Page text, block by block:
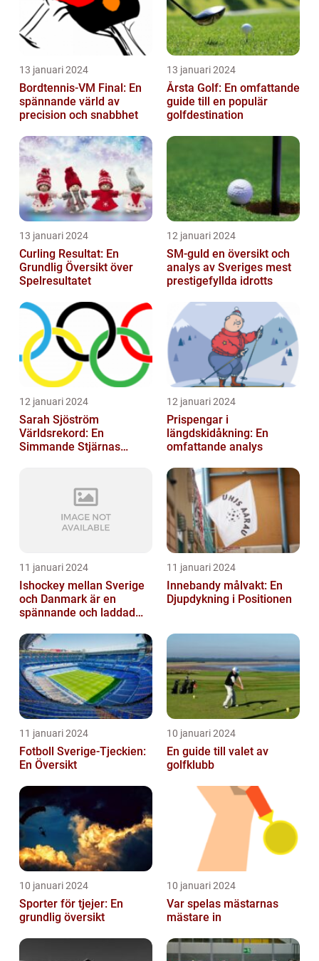
13 januari 2024
Bordtennis-VM Final: En
spännande värld av
precision och snabbhet
13 januari 2024
Årsta Golf: En omfattande
guide till en populär
golfdestination
13 januari 2024
Curling Resultat: En
Grundlig Översikt över
Spelresultatet
12 januari 2024
SM-guld en översikt och
analys av Sveriges mest
prestigefyllda idrotts
12 januari 2024
Sarah Sjöström
Världsrekord: En
Simmande Stjärnas
12 januari 2024
Prispengar i
längdskidåkning: En
omfattande analys
11 januari 2024
Ishockey mellan Sverige
och Danmark är en
spännande och laddad
historia
11 januari 2024
Innebandy målvakt: En
Djupdykning i Positionen
11 januari 2024
Fotboll Sverige-Tjeckien:
En Översikt
10 januari 2024
En guide till valet av
golfklubb
10 januari 2024
Sporter för tjejer: En
grundlig översikt
10 januari 2024
Var spelas mästarnas
mästare in